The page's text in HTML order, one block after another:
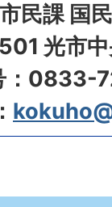
民課 国
光市中
：0833-